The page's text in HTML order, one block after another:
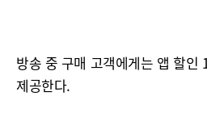
방송 중 구매 고객에게는 앱 할인
제공한다.